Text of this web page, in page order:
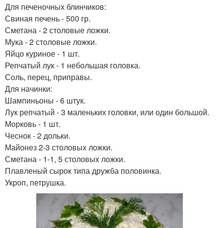
Для печеночных блинчиков:
Свиная печень - 500 гр.
Сметана - 2 столовые ложки.
Мука - 2 столовые ложки.
Яйцо куриное - 1 шт.
Репчатый лук - 1 небольшая головка.
Соль, перец, приправы.
Для начинки:
Шампиньоны - 6 штук.
Лук репчатый - 3 маленьких головки, или один большой.
Морковь - 1 шт.
Чеснок - 2 дольки.
Майонез 2-3 столовых ложки.
Сметана - 1-1, 5 столовых ложки.
Плавленый сырок типа дружба половинка.
Укроп, петрушка.